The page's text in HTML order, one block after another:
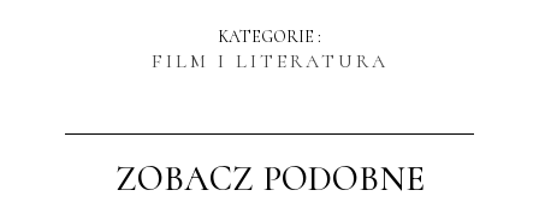
KATEGORIE :
FILM I LITERATURA
ZOBACZ PODOBNE